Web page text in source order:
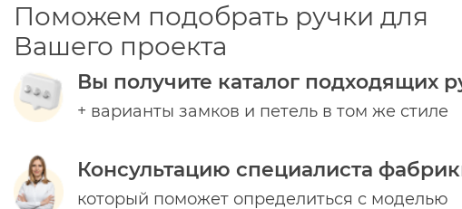
Поможем подобрать ручки для
Вашего проекта
Вы получите каталог подходящих
+ варианты замков и петель в том же стиле
Консультацию специалиста
который поможет определиться с моделью